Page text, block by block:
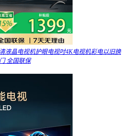
液晶电视机护眼电视吋4K电视机彩电以旧换
全国联保